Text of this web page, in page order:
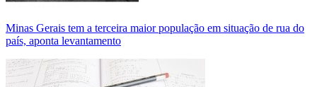
Minas Gerais tem a terceira maior população em situação de rua do
país, aponta levantamento